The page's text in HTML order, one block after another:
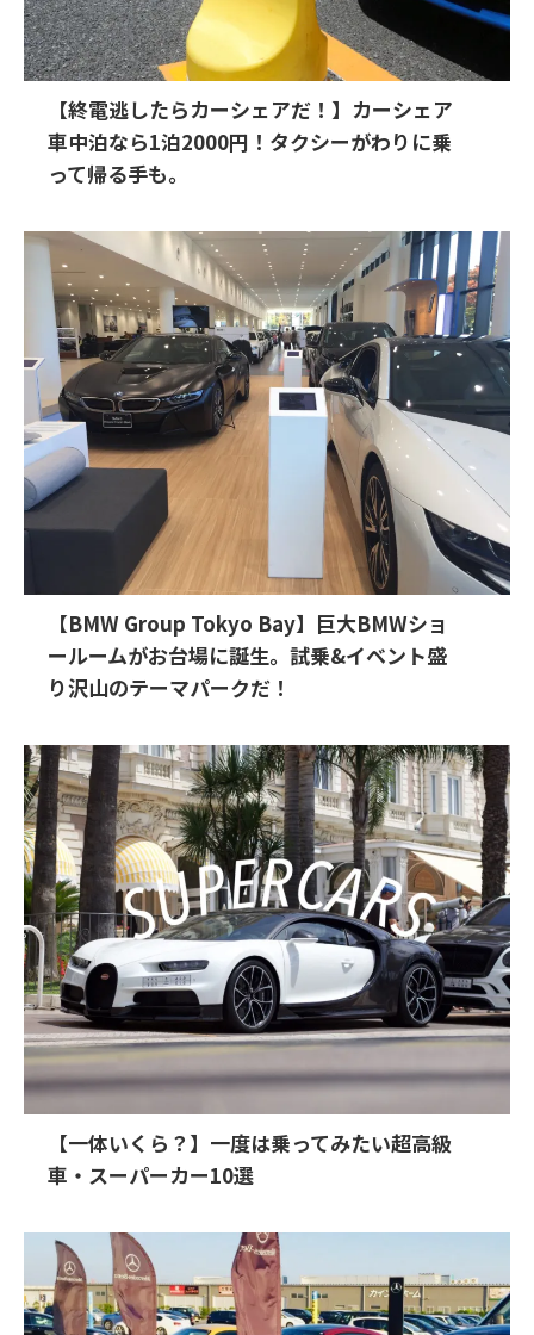
【終電逃したらカーシェアだ！】カーシェア
車中泊なら1泊2000円！タクシーがわりに乗
って帰る手も。
【BMW Group Tokyo Bay】巨大BMWショ
ールームがお台場に誕生。試乗&イベント盛
り沢山のテーマパークだ！
【一体いくら？】一度は乗ってみたい超高級
車・スーパーカー10選